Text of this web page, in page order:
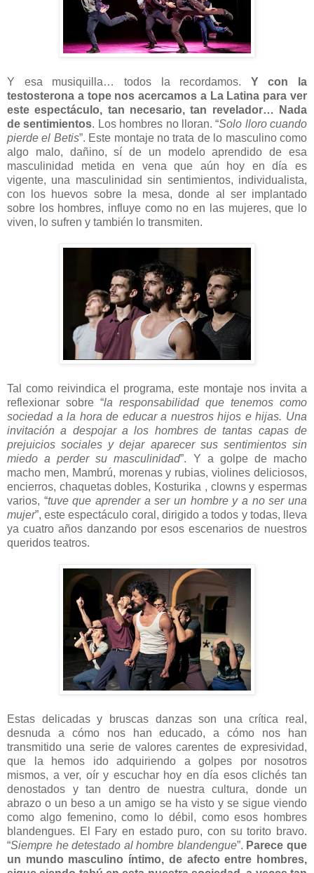
Y esa musiquilla… todos la recordamos. Y con la
testosterona a tope nos acercamos a La Latina para ver
este espectáculo, tan necesario, tan revelador… Nada
de sentimientos. Los hombres no lloran. “Solo lloro cuando
pierde el Betis”. Este montaje no trata de lo masculino como
algo malo, dañino, sí de un modelo aprendido de esa
masculinidad metida en vena que aún hoy en día es
vigente, una masculinidad sin sentimientos, individualista,
con los huevos sobre la mesa, donde al ser implantado
sobre los hombres, influye como no en las mujeres, que lo
viven, lo sufren y también lo transmiten.
Tal como reivindica el programa, este montaje nos invita a
reflexionar sobre “la responsabilidad que tenemos como
sociedad a la hora de educar a nuestros hijos e hijas. Una
invitación a despojar a los hombres de tantas capas de
prejuicios sociales y dejar aparecer sus sentimientos sin
miedo a perder su masculinidad”. Y a golpe de macho
macho men, Mambrú, morenas y rubias, violines deliciosos,
encierros, chaquetas dobles, Kosturika , clowns y espermas
varios, “tuve que aprender a ser un hombre y a no ser una
mujer”, este espectáculo coral, dirigido a todos y todas, lleva
ya cuatro años danzando por esos escenarios de nuestros
queridos teatros.
Estas delicadas y bruscas danzas son una crítica real,
desnuda a cómo nos han educado, a cómo nos han
transmitido una serie de valores carentes de expresividad,
que la hemos ido adquiriendo a golpes por nosotros
mismos, a ver, oír y escuchar hoy en día esos clichés tan
denostados y tan dentro de nuestra cultura, donde un
abrazo o un beso a un amigo se ha visto y se sigue viendo
como algo femenino, como lo débil, como esos hombres
blandengues. El Fary en estado puro, con su torito bravo.
“Siempre he detestado al hombre blandengue”. Parece que
un mundo masculino íntimo, de afecto entre hombres,